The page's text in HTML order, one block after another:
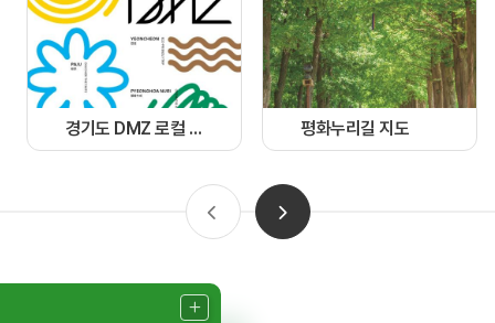
경기도 DMZ 로컬 가이드북 평화누리길 지도